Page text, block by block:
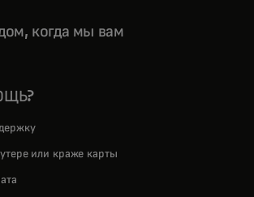
когда мы вам
или краже карты